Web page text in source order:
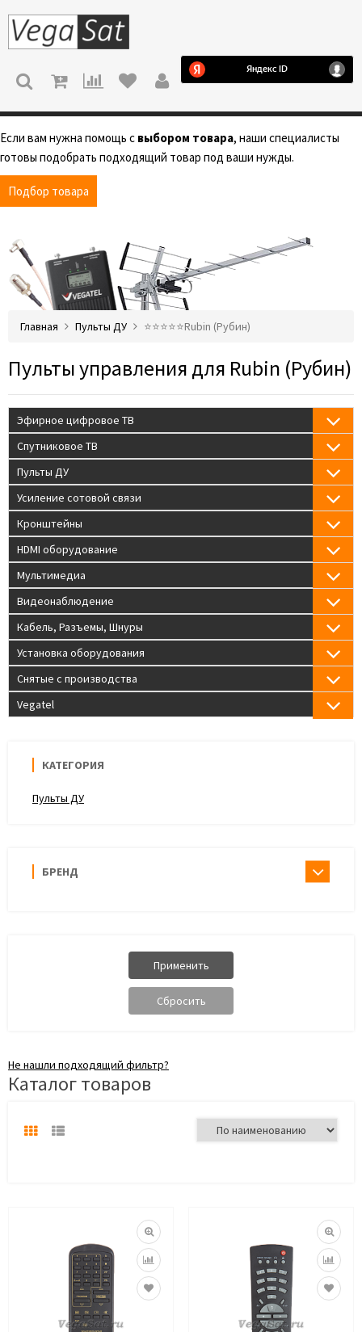
МЕНЮ
Если вам нужна помощь с выбором товара, наши специалисты
готовы подобрать подходящий товар под ваши нужды.
Подбор товара
Главная Пульты ДУ ⭐️⭐️⭐️⭐️⭐️Rubin (Рубин)
Пульты управления для Rubin (Рубин)
Эфирное цифровое ТВ
Спутниковое ТВ
Пульты ДУ
Усиление сотовой связи
Кронштейны
HDMI оборудование
Мультимедиа
Видеонаблюдение
Кабель, Разъемы, Шнуры
Установка оборудования
Снятые с производства
Vegatel
КАТЕГОРИЯ
Пульты ДУ
БРЕНД
Не нашли подходящий фильтр?
Каталог товаров